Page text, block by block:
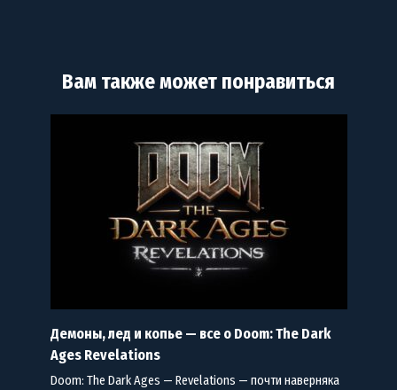
Вам также может понравиться
Демоны, лед и копье — все о Doom: The Dark
Ages Revelations
Doom: The Dark Ages — Revelations — почти наверняка